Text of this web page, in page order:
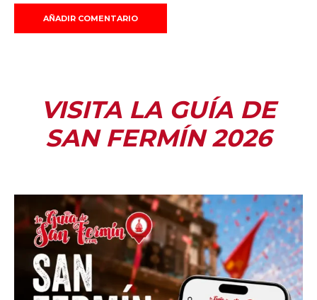
VISITA LA GUÍA DE
SAN FERMÍN 2026